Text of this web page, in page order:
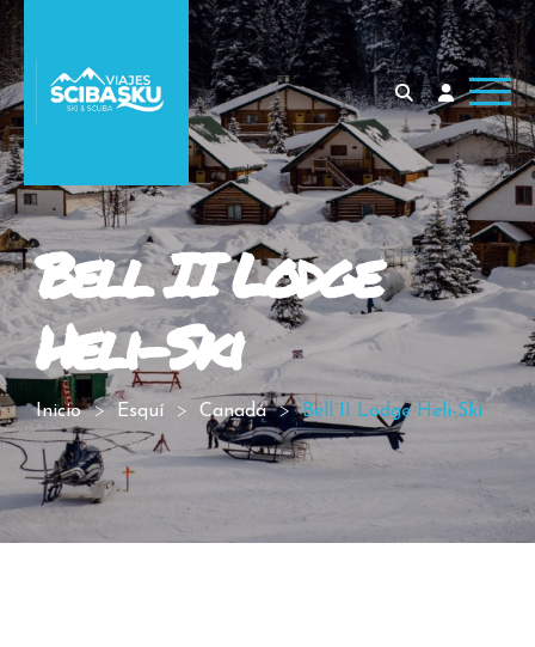
Bell II Lodge
Heli-Ski
Inicio Esquí Canadá Bell II Lodge Heli-Ski